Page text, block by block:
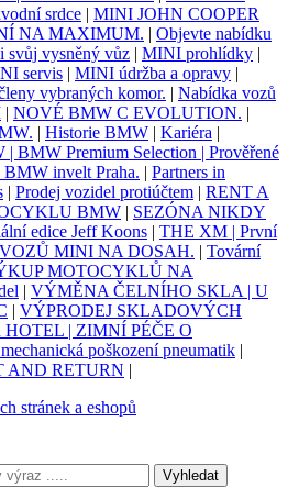
srdce | MINI JOHN COOPER
NA MAXIMUM. | Objevte nabídku
svůj vysněný vůz | MINI prohlídky |
servis | MINI údržba a opravy |
vybraných komor. | Nabídka vozů
| NOVÉ BMW C EVOLUTION. |
| Historie BMW | Kariéra |
BMW Premium Selection | Prověřené
BMW invelt Praha. | Partners in
| Prodej vozidel protiúčtem | RENT A
BMW | SEZÓNA NIKDY
edice Jeff Koons | THE XM | První
MINI NA DOSAH. | Tovární
MOTOCYKLŮ NA
| VÝMĚNA ČELNÍHO SKLA | U
| VÝPRODEJ SKLADOVÝCH
| ZIMNÍ PÉČE O
poškození pneumatik |
AND RETURN |
stránek a eshopů
Vyhledat